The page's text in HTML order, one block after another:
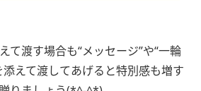
て渡す場合も“メッセージ”や“一輪
えて渡してあげると特別感も増す